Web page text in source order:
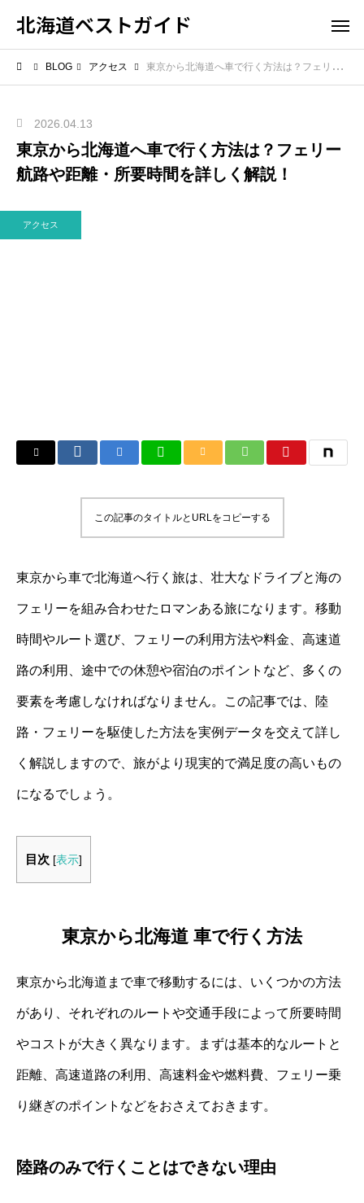
北海道ベストガイド
BLOG アクセス 東京から北海道へ車で行く方法は？フェリー航路や距離・所要時間を詳しく解説！
2026.04.13
東京から北海道へ車で行く方法は？フェリー
航路や距離・所要時間を詳しく解説！
アクセス
この記事のタイトルとURLをコピーする
東京から車で北海道へ行く旅は、壮大なドライブと海の
フェリーを組み合わせたロマンある旅になります。移動
時間やルート選び、フェリーの利用方法や料金、高速道
路の利用、途中での休憩や宿泊のポイントなど、多くの
要素を考慮しなければなりません。この記事では、陸
路・フェリーを駆使した方法を実例データを交えて詳し
く解説しますので、旅がより現実的で満足度の高いもの
になるでしょう。
目次 [表示]
東京から北海道 車で行く方法
東京から北海道まで車で移動するには、いくつかの方法
があり、それぞれのルートや交通手段によって所要時間
やコストが大きく異なります。まずは基本的なルートと
距離、高速道路の利用、高速料金や燃料費、フェリー乗
り継ぎのポイントなどをおさえておきます。
陸路のみで行くことはできない理由